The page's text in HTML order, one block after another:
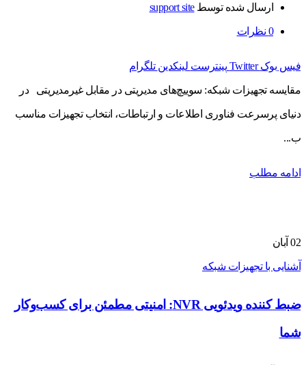
ارسال شده توسطsupport site
0 نظرات
فیس بوک Twitter پینترست لینکدین تلگرام
مقایسه تجهیزات شبکه: سوییچ‌های مدیریتی در مقابل غیرمدیریتی در
دنیای پرسرعت فناوری اطلاعات و ارتباطات، انتخاب تجهیزات مناسب
ب...
ادامه مطلب
02 آبان
آشنایی با تجهیزات شبکه
ضبط کننده ویدئویی NVR: امنیتی مطمئن برای کسب‌وکار
شما